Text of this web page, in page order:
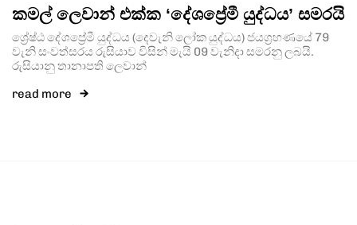
කමල් ලෙවාන් එක්ක ‘දේශප්‍රේමී යුද්ධය’ සමරයි
ශ්‍රේෂ්ඨ දේශප්‍රේමී යුද්ධය (දෙවැනි ලෝක යුද්ධය) ජයග්‍රහණයේ 79
වැනි සංවත්සරය රුසියාව විසින් මැයි 09 වැනිදා සමරනු ලබයි.
රුසියානු තානාපති ලෙවාන්
read more